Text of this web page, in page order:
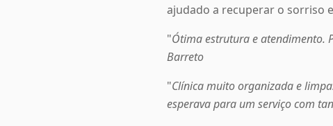
ajudado a recuperar o sorriso
"Ótima estrutura e atendimento.
Barreto
"Clínica muito organizada e
esperava para um serviço com